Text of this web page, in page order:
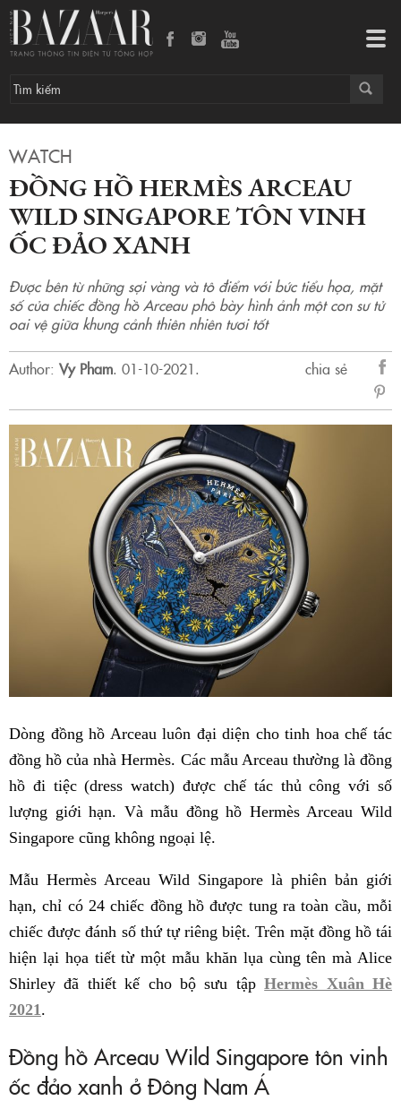
WATCH
ĐỒNG HỒ HERMÈS ARCEAU
WILD SINGAPORE TÔN VINH
ỐC ĐẢO XANH
Được bên từ những sợi vàng và tô điểm với bức tiểu họa, mặt
số của chiếc đồng hồ Arceau phô bày hình ảnh một con sư tử
oai vệ giữa khung cảnh thiên nhiên tươi tốt
Author: Vy Pham. 01-10-2021.
chia sẻ
sẻ
Dòng đồng hồ Arceau luôn đại diện cho tinh hoa chế tác
đồng hồ của nhà Hermès. Các mẫu Arceau thường là đồng
hồ đi tiệc (dress watch) được chế tác thủ công với số
lượng giới hạn. Và mẫu đồng hồ Hermès Arceau Wild
Singapore cũng không ngoại lệ.
Mẫu Hermès Arceau Wild Singapore là phiên bản giới
hạn, chỉ có 24 chiếc đồng hồ được tung ra toàn cầu, mỗi
chiếc được đánh số thứ tự riêng biệt. Trên mặt đồng hồ tái
hiện lại họa tiết từ một mẫu khăn lụa cùng tên mà Alice
Shirley đã thiết kế cho bộ sưu tậpHermès Xuân Hè
2021.
Đồng hồ Arceau Wild Singapore tôn vinh
ốc đảo xanh ở Đông Nam Á